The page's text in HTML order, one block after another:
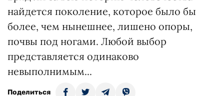
найдется поколение, которое было бы
более, чем нынешнее, лишено опоры,
почвы под ногами. Любой выбор
представляется одинаково
невыполнимым...
Поделиться